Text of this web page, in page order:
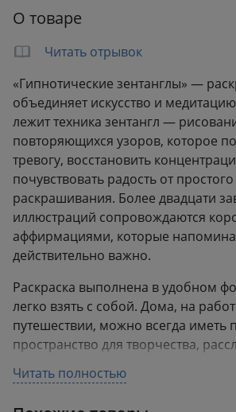
Переплет: Мягкий переплёт
Бумага: офсет
Вес: 0.15 кг
О товаре
Читать отрывок
«Гипнотические зентанглы» —
объединяет искусство и
лежит техника зентангл —
повторяющихся узоров, которое
тревогу, восстановить
почувствовать радость от
раскрашивания. Более двадцати
иллюстраций сопровождаются
аффирмациями, которые
действительно важно.
Раскраска выполнена в удобном
легко взять с собой. Дома, на
путешествии, можно всегда иметь
пространство для творчества,
Читать полностью